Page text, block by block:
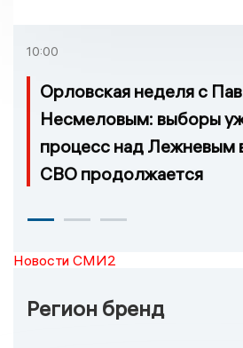
10:00
Орловская неделя с
Несмеловым: выборы
процесс над Лежневым
СВО продолжается
Новости СМИ2
Регион бренд